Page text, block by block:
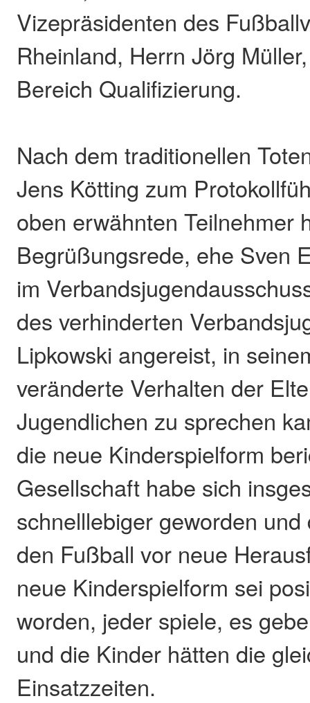
Vizepräsidenten des
Rheinland, Herrn Jörg
Bereich Qualifizierung.
Nach dem traditionellen
Jens Kötting zum
oben erwähnten Teilnehmer
Begrüßungsrede, ehe Sven
im
des verhinderten
Lipkowski angereist, in
veränderte Verhalten der
Jugendlichen zu sprechen
die neue Kinderspielform
Gesellschaft habe sich
schnelllebiger geworden
den Fußball vor neue
neue Kinderspielform sei
worden, jeder spiele, es
und die Kinder hätten die
Einsatzzeiten.